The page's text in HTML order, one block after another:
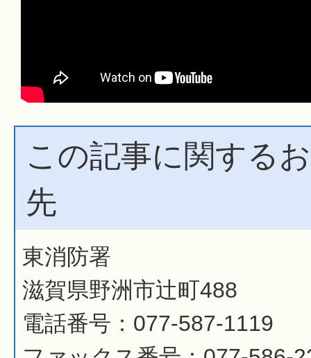
この記事に関する
先
東消防署
滋賀県野洲市辻町488
電話番号：077-587-1119